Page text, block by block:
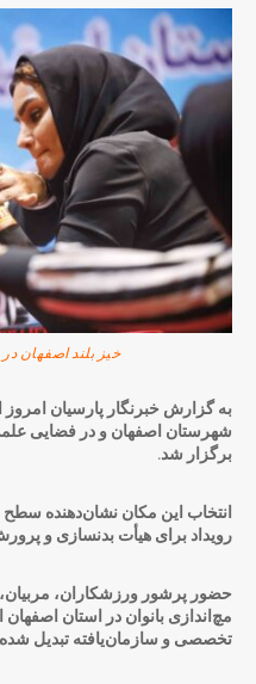
خیز بلند اصفهان
به گزارش خبرنگار پارسیان
شهرستان اصفهان و در فضایی
برگزار شد.
انتخاب این مکان نشان‌دهنده
رویداد برای هیأت بدنسازی و
حضور پرشور ورزشکاران،
مچ‌اندازی بانوان در استان
تخصصی و سازمان‌یافته تبدیل